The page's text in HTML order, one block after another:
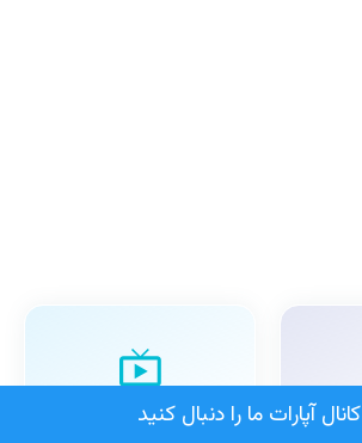
کانال آپارات ما را دنبال کنید
آپارات